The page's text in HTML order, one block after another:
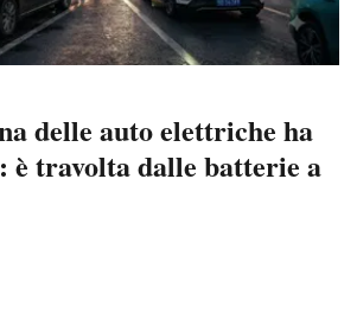
delle auto elettriche ha
è travolta dalle batterie a